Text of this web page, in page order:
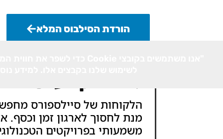
הורדת הסילבוס המלא
הלקוחות של סיילספורס
מנת לחסוך לארגון זמן וכסף.
משמעותי בפרויקטים
לשימוש שלנו בקבצים אלו. למידע